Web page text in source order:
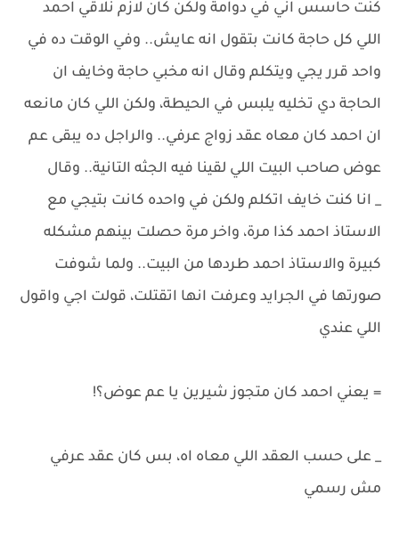
كنت حاسس اني في دوامة ولكن كان لازم نلاقي احمد
اللي كل حاجة كانت بتقول انه عايش.. وفي الوقت ده في
واحد قرر يجي ويتكلم وقال انه مخبي حاجة وخايف ان
الحاجة دي تخليه يلبس في الحيطة، ولكن اللي كان مانعه
ان احمد كان معاه عقد زواج عرفي.. والراجل ده يبقى عم
عوض صاحب البيت اللي لقينا فيه الجثه التانية.. وقال
_ انا كنت خايف اتكلم ولكن في واحده كانت بتيجي مع
الاستاذ احمد كذا مرة، واخر مرة حصلت بينهم مشكله
كبيرة والاستاذ احمد طردها من البيت.. ولما شوفت
صورتها في الجرايد وعرفت انها اتقتلت، قولت اجي واقول
اللي عندي
= يعني احمد كان متجوز شيرين يا عم عوض؟!
_ على حسب العقد اللي معاه اه، بس كان عقد عرفي
مش رسمي